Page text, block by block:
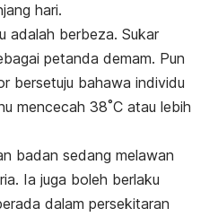
hari.
adalah berbeza. Sukar
petanda demam. Pun
bersetuju bahawa individu
mencecah 38˚C atau lebih
badan sedang melawan
Ia juga boleh berlaku
dalam persekitaran